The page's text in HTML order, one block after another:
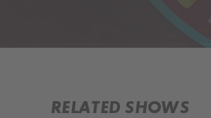
RELATED SHOWS